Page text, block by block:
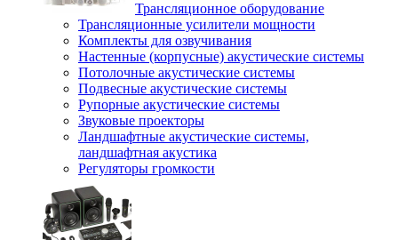
Трансляционное оборудование
Трансляционные усилители мощности
Комплекты для озвучивания
Настенные (корпусные) акустические системы
Потолочные акустические системы
Подвесные акустические системы
Рупорные акустические системы
Звуковые проекторы
Ландшафтные акустические системы,
ландшафтная акустика
Регуляторы громкости